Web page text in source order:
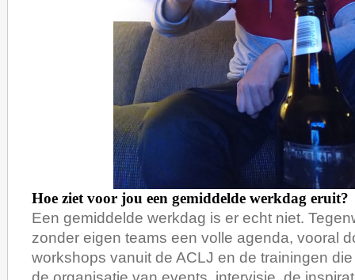
Hoe ziet voor jou een gemiddelde werkdag eruit?
Een gemiddelde werkdag is er echt niet.
zonder eigen teams een volle agenda, vooral
workshops vanuit de ACLJ en de trainingen